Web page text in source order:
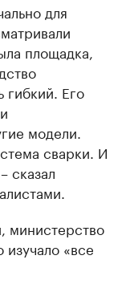
для
площадка,
гибкий. Его
модели.
сварки. И
сказал
министерство
«все